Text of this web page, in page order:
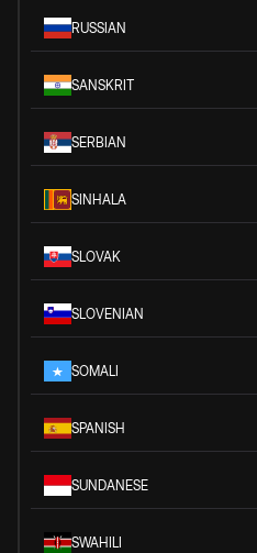
RUSSIAN
SANSKRIT
SERBIAN
SINHALA
SLOVAK
SLOVENIAN
SOMALI
SPANISH
SUNDANESE
SWAHILI